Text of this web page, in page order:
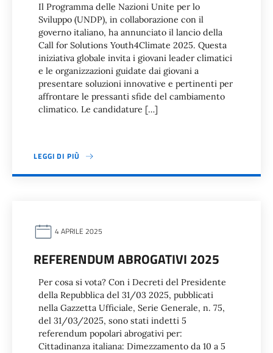
Il Programma delle Nazioni Unite per lo
Sviluppo (UNDP), in collaborazione con il
governo italiano, ha annunciato il lancio della
Call for Solutions Youth4Climate 2025. Questa
iniziativa globale invita i giovani leader climatici
e le organizzazioni guidate dai giovani a
presentare soluzioni innovative e pertinenti per
affrontare le pressanti sfide del cambiamento
climatico. Le candidature […]
LEGGI DI PIÙ
4 APRILE 2025
REFERENDUM ABROGATIVI 2025
Per cosa si vota? Con i Decreti del Presidente
della Repubblica del 31/03 2025, pubblicati
nella Gazzetta Ufficiale, Serie Generale, n. 75,
del 31/03/2025, sono stati indetti 5
referendum popolari abrogativi per:
Cittadinanza italiana: Dimezzamento da 10 a 5